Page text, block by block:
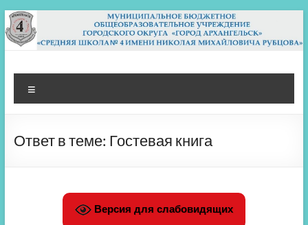
Перейти
к
содержимому
МБОУ СШ 4
Архангельск
Ответ в теме: Гостевая книга
Версия для слабовидящих